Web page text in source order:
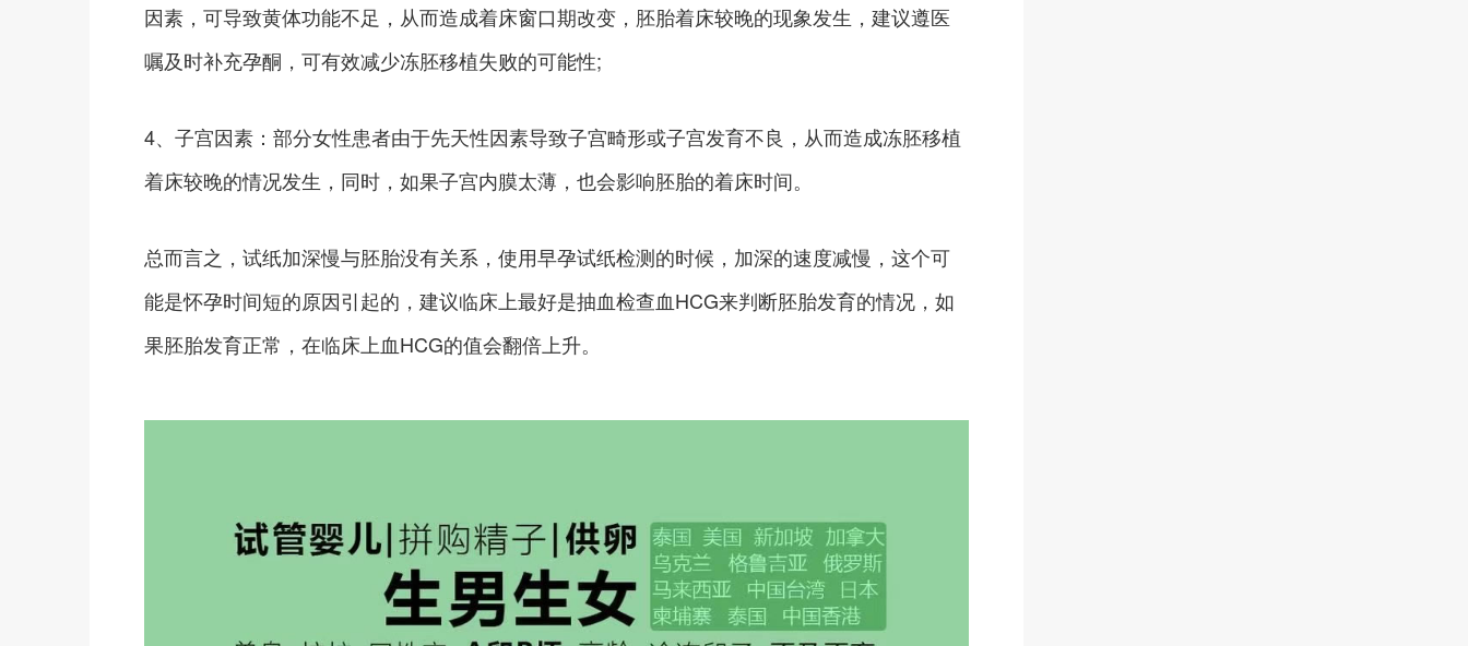
因素，可导致黄体功能不足，从而造成着床窗口期改变，胚胎着床较晚的现象发生，建议遵医
嘱及时补充孕酮，可有效减少冻胚移植失败的可能性;
4、子宫因素：部分女性患者由于先天性因素导致子宫畸形或子宫发育不良，从而造成冻胚移植
着床较晚的情况发生，同时，如果子宫内膜太薄，也会影响胚胎的着床时间。
总而言之，试纸加深慢与胚胎没有关系，使用早孕试纸检测的时候，加深的速度减慢，这个可
能是怀孕时间短的原因引起的，建议临床上最好是抽血检查血HCG来判断胚胎发育的情况，如
果胚胎发育正常，在临床上血HCG的值会翻倍上升。